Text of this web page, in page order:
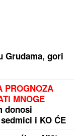
Grudama, gori
PROGNOZA
MNOGE
donosi
i KO ĆE